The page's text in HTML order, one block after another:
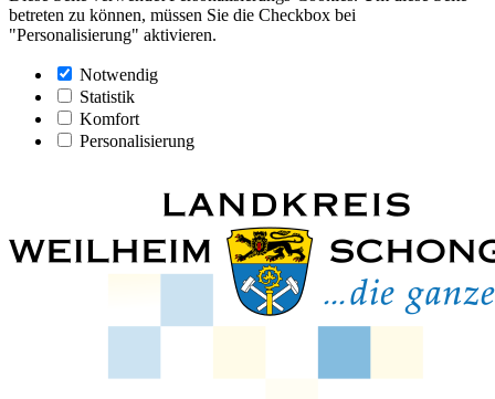
betreten zu können, müssen Sie die Checkbox bei
"Personalisierung" aktivieren.
Notwendig
Statistik
Komfort
Personalisierung